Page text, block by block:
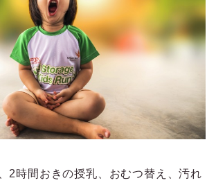
2時間おきの授乳、おむつ替え、汚れ